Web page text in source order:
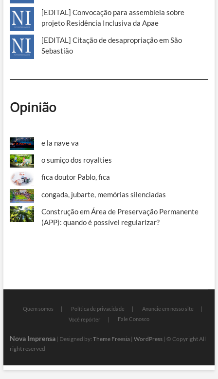
[EDITAL] Convocação para assembleia sobre
projeto Residência Inclusiva da Apae
[EDITAL] Citação de desapropriação em São
Sebastião
Opinião
e la nave va
o sumiço dos royalties
fica doutor Pablo, fica
congada, jubarte, memórias silenciadas
Construção em Área de Preservação Permanente
(APP): quando é possível regularizar?
Quem somos Política de privacidade
Anuncie em nosso site
Você repórter
Fale Conosco
Nova Imprensa| Designed by: Theme Freesia| WordPress| © Copyright All
right reserved